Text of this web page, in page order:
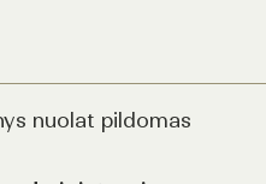
nuolat pildomas